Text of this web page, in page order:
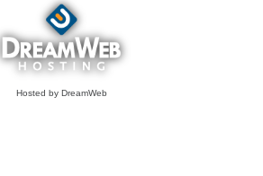
Hosted by DreamWeb